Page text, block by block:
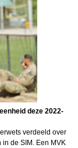
deze 2022-
verdeeld over
de SIM. Een MVK